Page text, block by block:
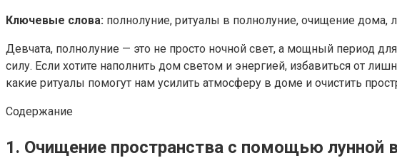
Ключевые слова: полнолуние, ритуалы в полнолуние, очищение дома,
Девчата, полнолуние — это не просто ночной свет, а мощный период
силу. Если хотите наполнить дом светом и энергией, избавиться от
какие ритуалы помогут нам усилить атмосферу в доме и очистить
Содержание
1. Очищение пространства с помощью лунной